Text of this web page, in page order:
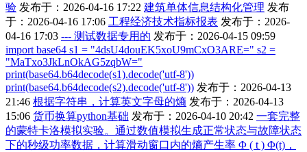
验 发布于：2026-04-16 17:22 建筑单体信息结构化管理 发布
于：2026-04-16 17:06 工程经济技术指标报表 发布于：2026-
04-16 17:03 --- 测试数据专用的 发布于：2026-04-15 09:59
import base64 s1 = "4dsU4douEK5xoU9mCxO3ARE=" s2 =
"MaTxo3JkLnOkAG5zqbW="
print(base64.b64decode(s1).decode('utf-8'))
print(base64.b64decode(s2).decode('utf-8')) 发布于：2026-04-13
21:46 根据字符串，计算英文字母的熵 发布于：2026-04-13
15:06 货币换算python基础 发布于：2026-04-10 20:42 一套完整
的蒙特卡洛模拟实验。通过数值模拟生成正常状态与故障状态
下的秒级功率数据，计算滑动窗口内的熵产生率 Φ ( t ) Φ(t)，